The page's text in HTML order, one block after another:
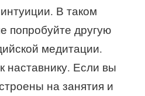
В таком
попробуйте другую
медитации.
наставнику. Если вы
на занятия и